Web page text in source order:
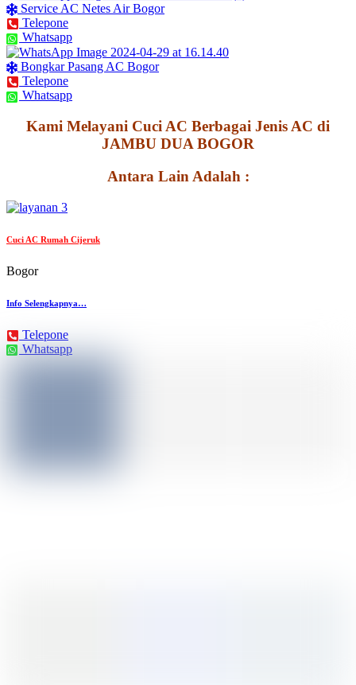
Service AC Netes Air Bogor
Telepone
Whatsapp
Bongkar Pasang AC Bogor
Telepone
Whatsapp
Kami Melayani Cuci AC Berbagai Jenis AC di
JAMBU DUA BOGOR
Antara Lain Adalah :
Cuci AC Rumah Cijeruk
Bogor
Info Selengkapnya…
Telepone
Whatsapp